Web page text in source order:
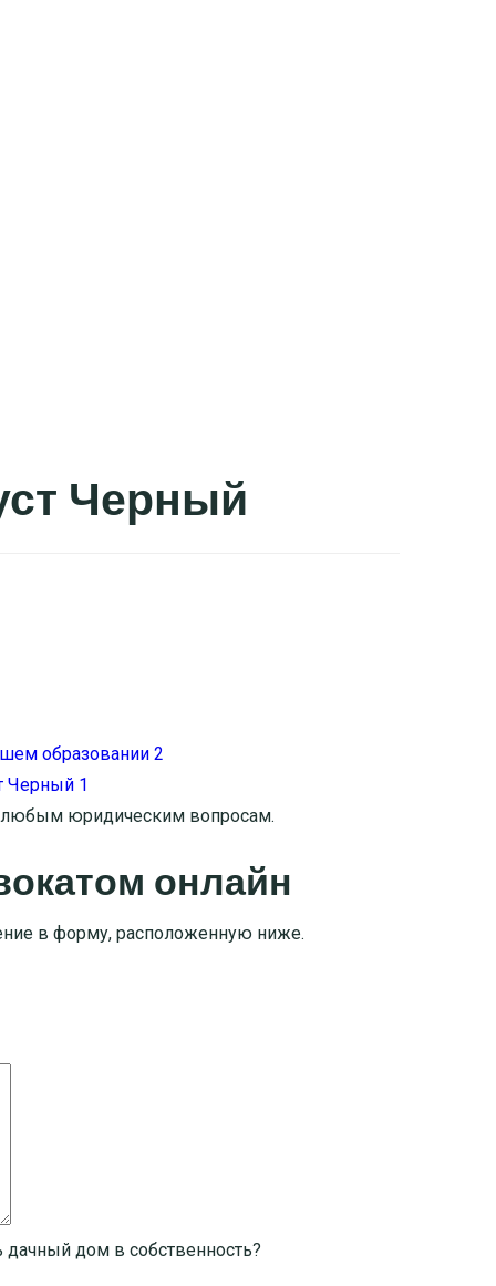
Черный
любым юридическим вопросам.
онлайн
в форму, расположенную ниже.
дом в собственность?